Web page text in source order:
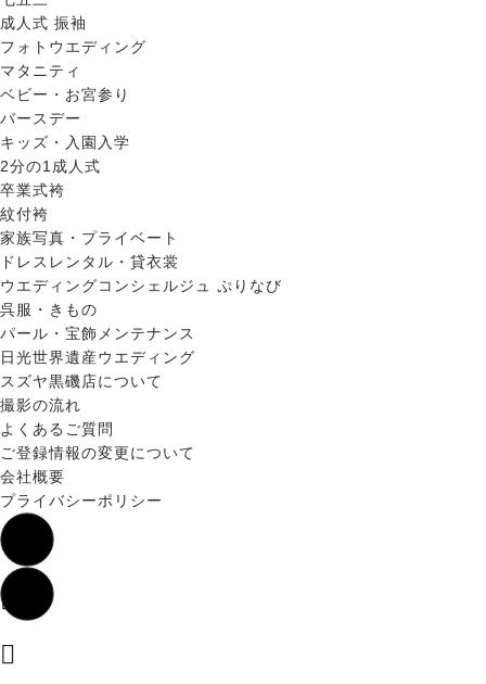
成人式 振袖
フォトウエディング
マタニティ
ベビー・お宮参り
バースデー
キッズ・入園入学
2分の1成人式
卒業式袴
紋付袴
家族写真・プライベート
ドレスレンタル・貸衣裳
ウエディングコンシェルジュ ぷりなび
呉服・きもの
パール・宝飾メンテナンス
日光世界遺産ウエディング
スズヤ黒磯店について
撮影の流れ
よくあるご質問
ご登録情報の変更について
会社概要
プライバシーポリシー